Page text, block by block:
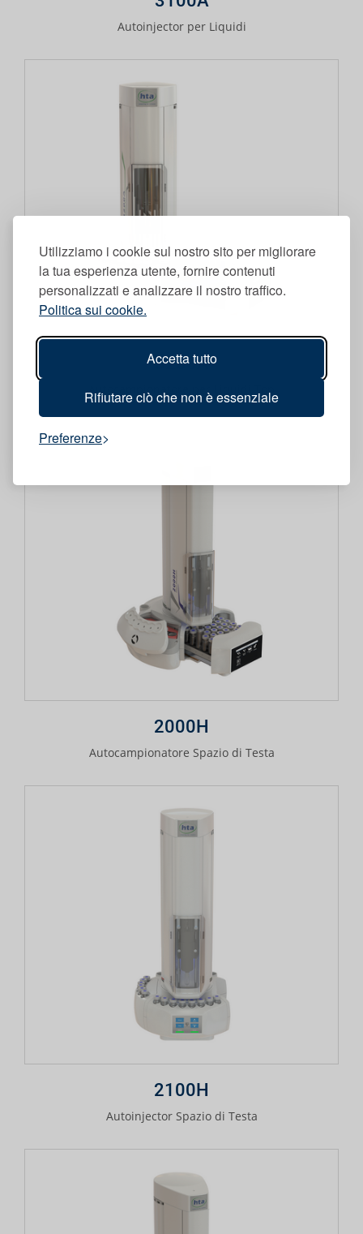
Utilizziamo i cookie sul nostro sito per migliorare
la tua esperienza utente, fornire contenuti
personalizzati e analizzare il nostro traffico.
Politica sui cookie.
Accetta tutto
Rifiutare ciò che non è essenziale
Preferenze
Autoinjector per Liquidi
3200A
Autocampionatore per Liquidi Top
2000H
Autocampionatore Spazio di Testa
2100H
Autoinjector Spazio di Testa